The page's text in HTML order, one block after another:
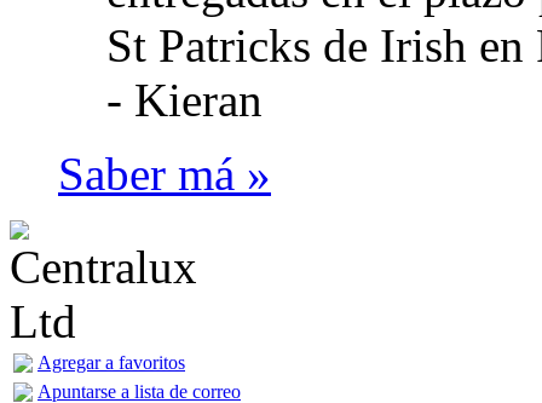
St Patricks de Irish en
- Kieran
Saber má »
Agregar a favoritos
Apuntarse a lista de correo